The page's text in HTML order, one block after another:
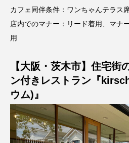
カフェ同伴条件：ワンちゃんテラス
店内でのマナー：リード着用、マナ
用
【大阪・茨木市】住宅街
ン付きレストラン『
ウム)』